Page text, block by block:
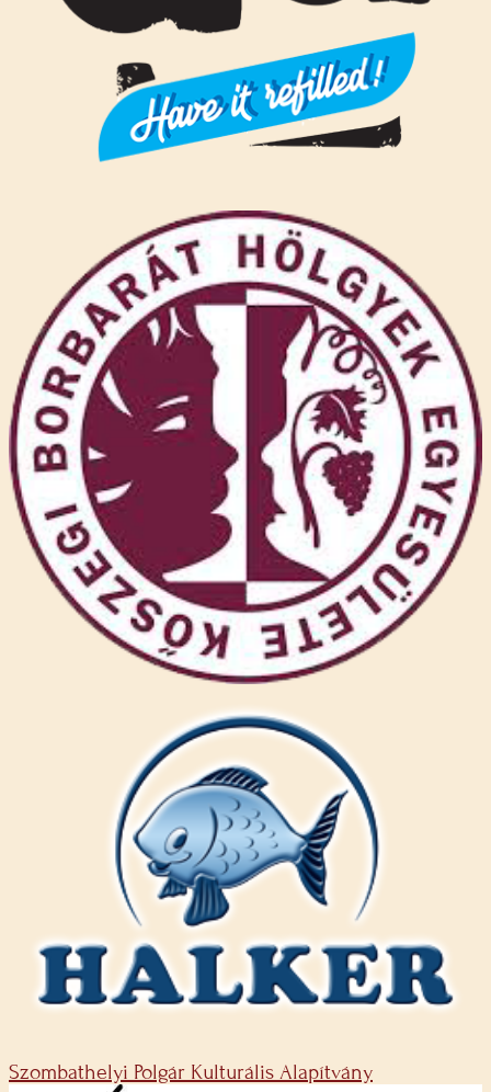
Szombathelyi Polgár Kulturális Alapítvány